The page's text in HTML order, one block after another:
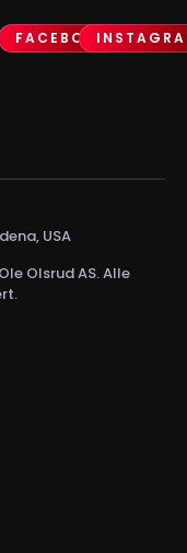
FACEBOOK
USA
Olsrud AS. Alle